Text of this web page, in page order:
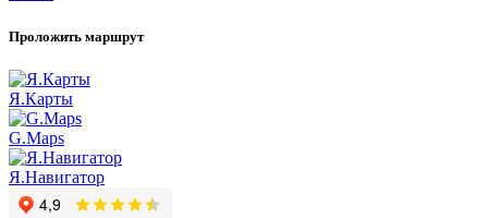
Проложить маршрут
Я.Карты
G.Maps
Я.Навигатор